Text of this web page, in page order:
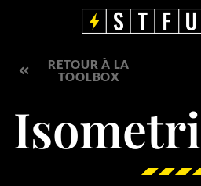
RETOUR À LA
TOOLBOX